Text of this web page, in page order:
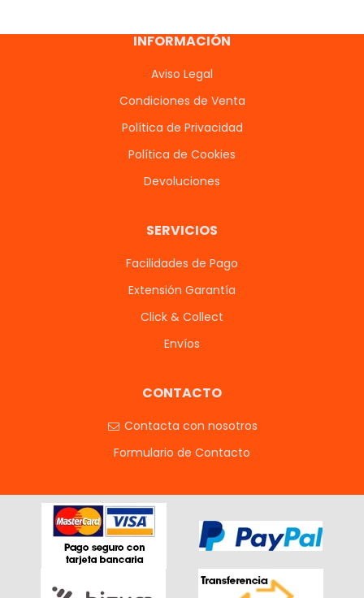
INFORMACIÓN
Aviso Legal
Condiciones de Venta
Política de Privacidad
Política de Cookies
Devoluciones
SERVICIOS
Facilidades de Pago
Extensión Garantía
Click & Collect
Envíos
CONTACTO
Contacta con nosotros
Formulario de Contacto